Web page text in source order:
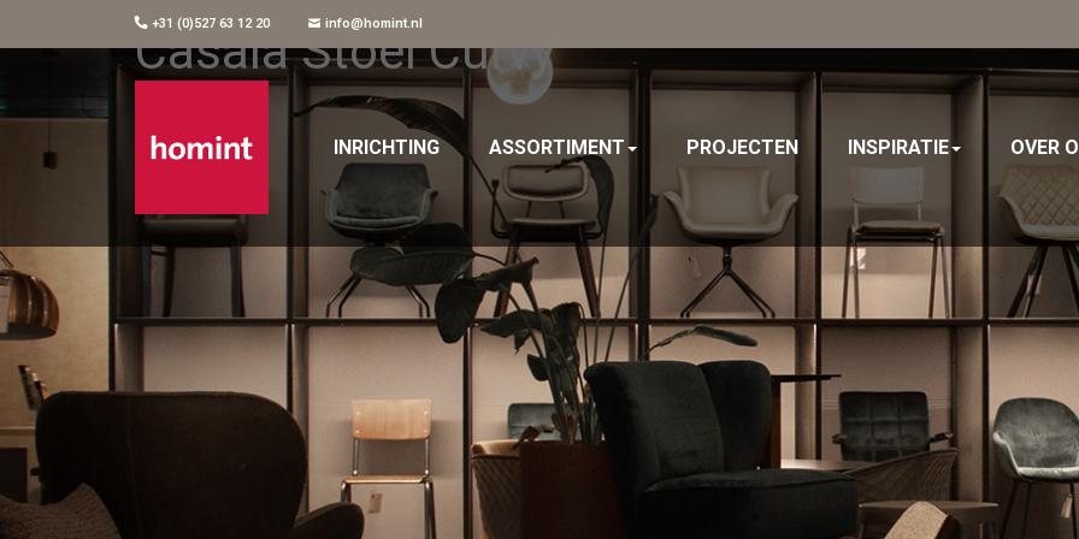
+31 (0)527 63 12 20 info@homint.nl
INRICHTING ASSORTIMENT PROJECTEN INSPIRATIE OVER
Casala Stoel Curvy